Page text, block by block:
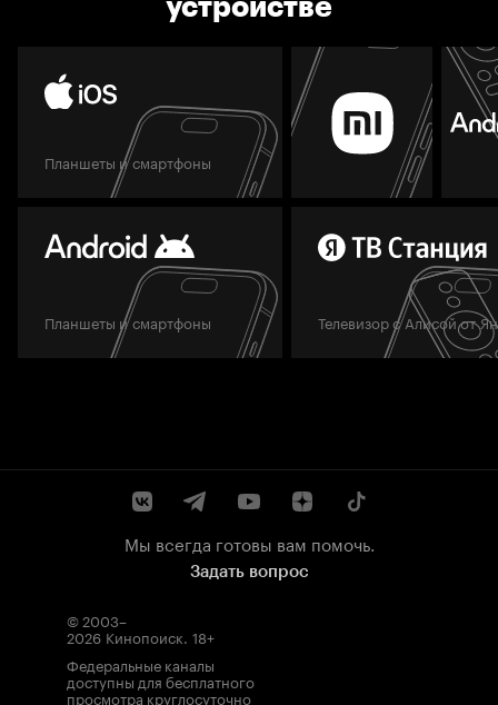
Планшеты и смартфоны
Планшеты и смартфоны Телевизор с Алисой от
Мы всегда готовы вам помочь.
Задать вопрос
© 2003–
2026 Кинопоиск. 18+
Федеральные каналы
доступны для бесплатного
просмотра круглосуточно